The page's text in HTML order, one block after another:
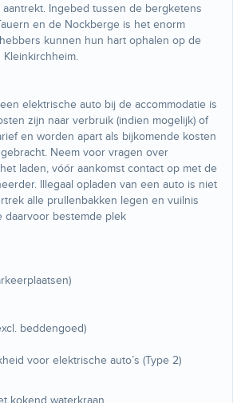
Ingebed tussen de bergketens
en de Nockberge is het enorm
kunnen hun hart ophalen op de
elektrische auto bij de accommodatie is
zijn naar verbruik (indien mogelijk) of
en worden apart als bijkomende kosten
Neem voor vragen over
laden, vóór aankomst contact op met de
Illegaal opladen van een auto is niet
alle prullenbakken legen en vuilnis
daarvoor bestemde plek
beddengoed)
voor elektrische auto’s (Type 2)
kokend waterkraan